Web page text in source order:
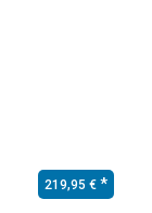
Ursprünglicher
219,95 €